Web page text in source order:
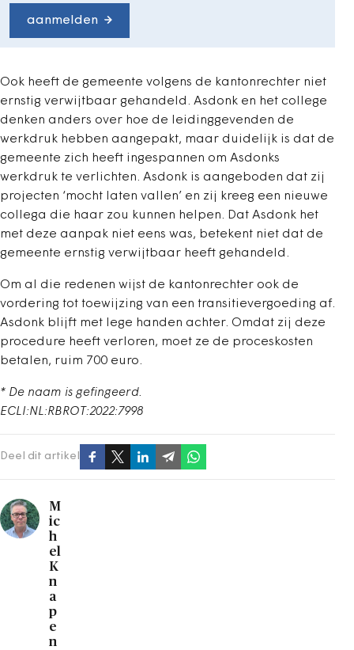
aanmelden
Ook heeft de gemeente volgens de kantonrechter niet
ernstig verwijtbaar gehandeld. Asdonk en het college
denken anders over hoe de leidinggevenden de
werkdruk hebben aangepakt, maar duidelijk is dat de
gemeente zich heeft ingespannen om Asdonks
werkdruk te verlichten. Asdonk is aangeboden dat zij
projecten ‘mocht laten vallen’ en zij kreeg een nieuwe
collega die haar zou kunnen helpen. Dat Asdonk het
met deze aanpak niet eens was, betekent niet dat de
gemeente ernstig verwijtbaar heeft gehandeld.
Om al die redenen wijst de kantonrechter ook de
vordering tot toewijzing van een transitievergoeding af.
Asdonk blijft met lege handen achter. Omdat zij deze
procedure heeft verloren, moet ze de proceskosten
betalen, ruim 700 euro.
* De naam is gefingeerd.
ECLI:NL:RBROT:2022:7998
Deel dit artikel
M
ic
h
el
K
n
a
p
e
n